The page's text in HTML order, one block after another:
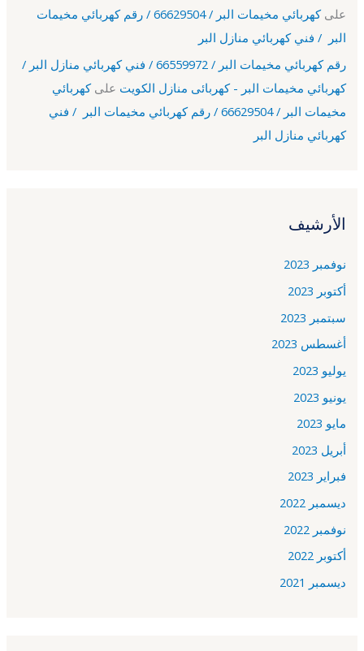
على
كهربائي مخيمات البر / 66629504 / رقم كهربائي مخيمات
البر / فني كهربائي منازل البر
رقم كهربائي مخيمات البر / 66559972 / فني كهربائي منازل البر /
كهربائي مخيمات البر - كهربائى منازل الكويت علىكهربائي
مخيمات البر / 66629504 / رقم كهربائي مخيمات البر / فني
كهربائي منازل البر
الأرشيف
نوفمبر 2023
أكتوبر 2023
سبتمبر 2023
أغسطس 2023
يوليو 2023
يونيو 2023
مايو 2023
أبريل 2023
فبراير 2023
ديسمبر 2022
نوفمبر 2022
أكتوبر 2022
ديسمبر 2021